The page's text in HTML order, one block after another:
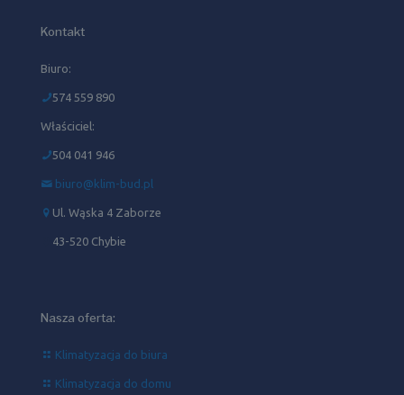
Kontakt
Biuro:
574 559 890
Właściciel:
504 041 946‬
biuro@klim-bud.pl
Ul. Wąska 4 Zaborze
43-520 Chybie
Nasza oferta:
Klimatyzacja do biura
Klimatyzacja do domu